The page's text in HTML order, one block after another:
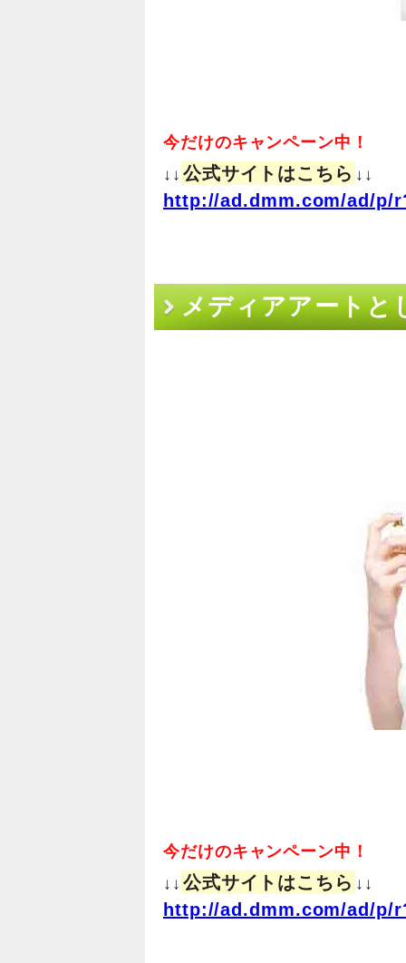
今だけのキャンペーン中！
↓↓ 公式サイトはこちら ↓↓
http://ad.dmm.com/ad/p/
メディアアート
今だけのキャンペーン中！
↓↓ 公式サイトはこちら ↓↓
http://ad.dmm.com/ad/p/